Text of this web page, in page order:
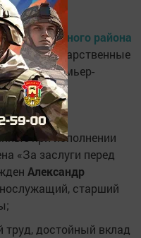
района
Государственные
из рук Премьер-
при исполнении
«За заслуги перед
Александр
старший
труд, достойный вклад